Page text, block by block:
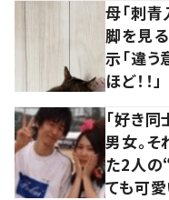
母「刺青
脚を見
示「違う
ほど！！」
「好き
男女。
た2人
ても可愛